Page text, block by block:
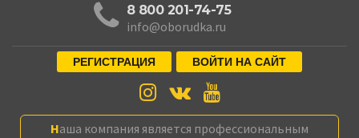
8 800 201-74-75
info@oborudka.ru
РЕГИСТРАЦИЯ ВОЙТИ НА САЙТ
Наша компания является профессиональным